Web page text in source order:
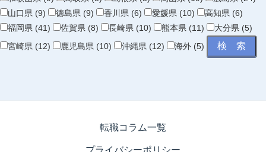
山口県 (9)
徳島県 (9) 香川県 (6) 愛媛県 (10)
高知県 (6)
福岡県 (41)
佐賀県 (8) 長崎県 (10) 熊本県 (11)
大分県 (5)
宮崎県 (12)
鹿児島県 (10) 沖縄県 (12) 海外 (5)
転職コラム一覧